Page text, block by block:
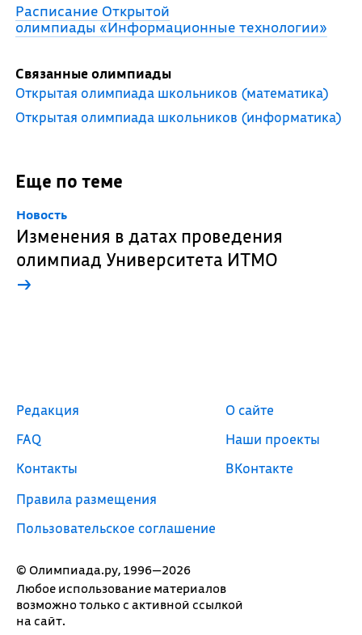
Расписание Открытой
олимпиады «Информационные технологии»
Связанные олимпиады
Открытая олимпиада школьников (математика)
Открытая олимпиада школьников (информатика)
Еще по теме
Новость
Изменения в датах проведения
олимпиад Университета ИТМО
→
© Олимпиада.ру, 1996—2026
Любое использование материалов
возможно только с активной ссылкой
на сайт.
Редакция
FAQ
Контакты
Правила размещения
Пользовательское соглашение
О сайте
Наши проекты
ВКонтакте